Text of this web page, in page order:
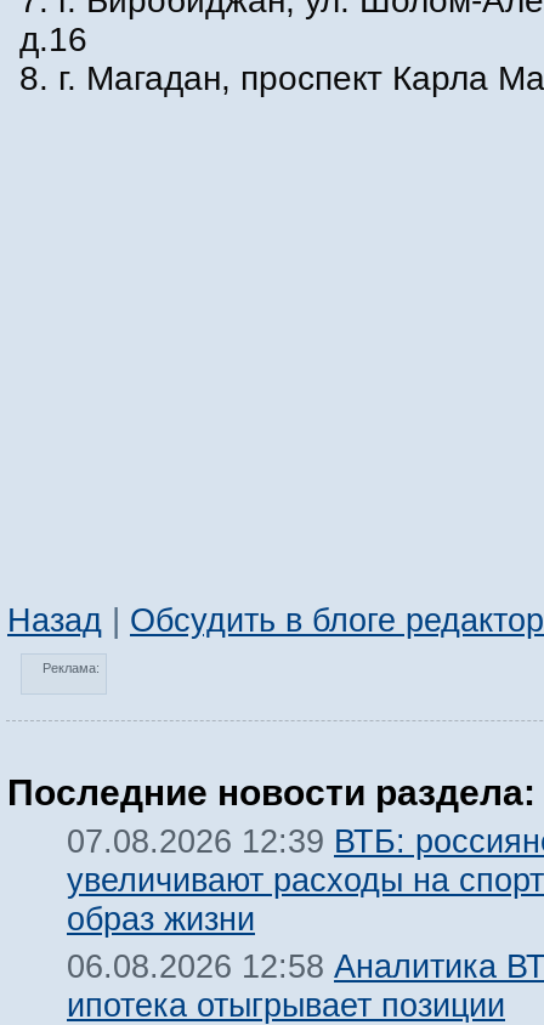
д.16
8. г. Магадан, проспект Карла
Назад | Обсудить в блоге
Реклама:
Последние новости раздела:
07.08.2026 12:39 ВТБ:
увеличивают расходы на
образ жизни
06.08.2026 12:58 Аналитика
ипотека отыгрывает позиции